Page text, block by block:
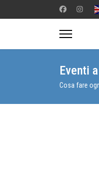
Eventi
Cosa fare